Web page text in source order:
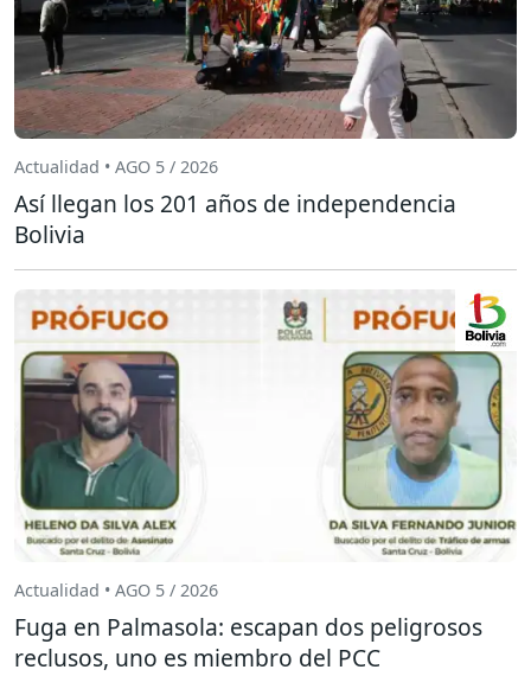
Actualidad • AGO 5 / 2026
Así llegan los 201 años de independencia
Bolivia
Actualidad • AGO 5 / 2026
Fuga en Palmasola: escapan dos peligrosos
reclusos, uno es miembro del PCC